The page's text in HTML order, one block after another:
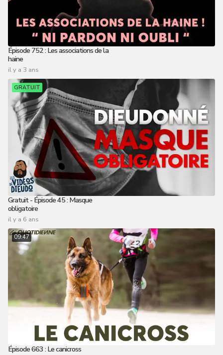
Épisode 752 : Les associations de la
haine
il y a 3 ans
GRATUIT
Gratuit - Épisode 45 : Masque
obligatoire
il y a 6 ans
09:47
Épisode 663 : Le canicross